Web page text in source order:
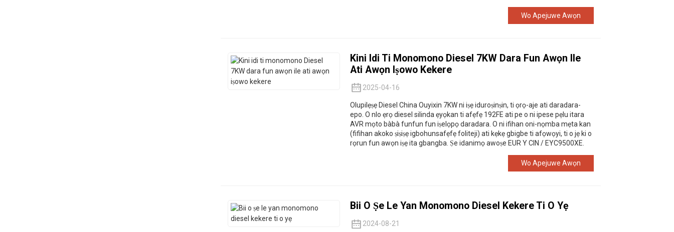
Wo Apejuwe Awọn
Kini Idi Ti Monomono Diesel 7KW Dara Fun Awọn Ile
Ati Awọn Iṣowo Kekere
2025-04-16
Olupilẹṣẹ Diesel China Ouyixin 7KW ni iṣẹ iduroṣinṣin, ti ọrọ-aje ati daradara-
epo. O nlo ẹrọ diesel silinda ẹyọkan ti afẹfẹ 192FE ati pe o ni ipese pẹlu itara
AVR mọto bàbà funfun fun iṣelọpọ daradara. O ni ifihan oni-nọmba mẹta kan
(fifihan akoko ṣiṣiṣẹ igbohunsafẹfẹ foliteji) ati kẹkẹ gbigbe ti afọwọyi, ti o jẹ ki o
rọrun fun awọn iṣẹ ita gbangba. Ṣe idanimọ awoṣe EUR Y CIN / EYC9500XE.
Wo Apejuwe Awọn
Bii O Ṣe Le Yan Monomono Diesel Kekere Ti O Yẹ
2024-08-21